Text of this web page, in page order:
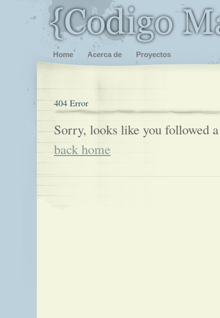
Home Acerca de Proyectos
404 Error
Sorry, looks like you followed
back home